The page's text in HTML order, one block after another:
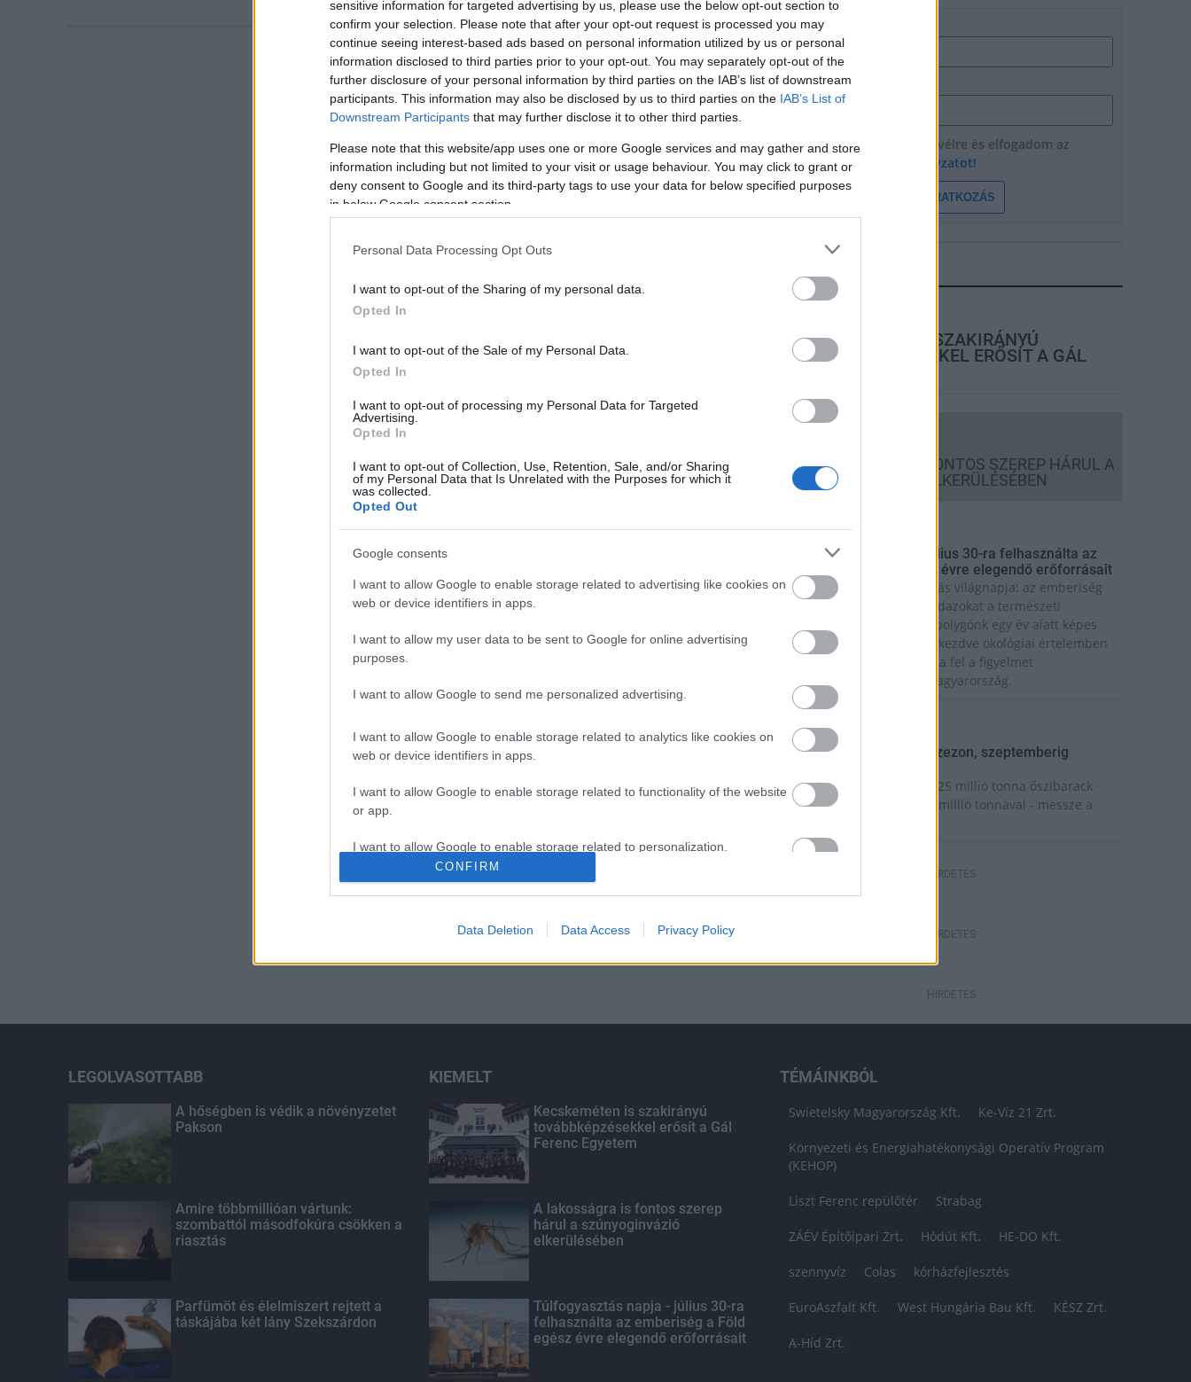
sensitive information for targeted advertising by us, please use the below opt-out section to
confirm your selection. Please note that after your opt-out request is processed you may
continue seeing interest-based ads based on personal information utilized by us or personal
information disclosed to third parties prior to your opt-out. You may separately opt-out of the
further disclosure of your personal information by third parties on the IAB’s list of downstream
participants. This information may also be disclosed by us to third parties on the IAB’s List of
Downstream Participants that may further disclose it to other third parties.
Please note that this website/app uses one or more Google services and may gather and store
information including but not limited to your visit or usage behaviour. You may click to grant or
deny consent to Google and its third-party tags to use your data for below specified purposes
in below Google consent section.
Personal Data Processing Opt Outs
I want to opt-out of the Sharing of my personal data.
Opted In
I want to opt-out of the Sale of my Personal Data.
Opted In
I want to opt-out of processing my Personal Data for Targeted
Advertising.
Opted In
I want to opt-out of Collection, Use, Retention, Sale, and/or Sharing
of my Personal Data that Is Unrelated with the Purposes for which it
was collected.
Opted Out
Google consents
I want to allow Google to enable storage related to advertising like cookies on
web or device identifiers in apps.
I want to allow my user data to be sent to Google for online advertising
purposes.
I want to allow Google to send me personalized advertising.
I want to allow Google to enable storage related to analytics like cookies on
web or device identifiers in apps.
I want to allow Google to enable storage related to functionality of the website
or app.
I want to allow Google to enable storage related to personalization.
CONFIRM
Data Deletion Data Access Privacy Policy
Név
E-mail cím
Feliratkozom a hírlevélre és elfogadom az
adatvédelmi szabályzatot!
FELIRATKOZÁS
LEGFRISSEBB
KECSKEMÉTEN IS SZAKIRÁNYÚ
TOVÁBBKÉPZÉSEKKEL ERŐSÍT A GÁL
A LAKOSSÁGRA IS FONTOS SZEREP HÁRUL A
SZÚNYOGINVÁZIÓ ELKERÜLÉSÉBEN
Országos hírek
Túlfogyasztás napja - július 30-ra felhasználta az
emberiség a Föld egész évre elegendő erőforrásait
Ma van idén a túlfogyasztás világnapja: az emberiség
eddigre használta fel mindazokat a természeti
erőforrásokat, amelyeket bolygónk egy év alatt képes
megújítani. Ettől a naptól kezdve ökológiai értelemben
már „hitelből élünk” – hívta fel a figyelmet
közleményében a WWF Magyarország.
Helyi hírek
Beindult az őszibarackszezon, szeptemberig
A világon évente mintegy 25 millió tonna őszibarack
terem, Kína - csaknem 17 millió tonnával - messze a
HIRDETÉS
HIRDETÉS
HIRDETÉS
LEGOLVASOTTABB
A hőségben is védik a növényzetet
Pakson
Amire többmillióan vártunk:
szombattól másodfokúra csökken a
riasztás
Parfümöt és élelmiszert rejtett a
táskájába két lány Szekszárdon
KIEMELT
Kecskeméten is szakirányú
továbbképzésekkel erősít a Gál
Ferenc Egyetem
A lakosságra is fontos szerep
hárul a szúnyoginvázió
elkerülésében
Túlfogyasztás napja - július 30-ra
felhasználta az emberiség a Föld
egész évre elegendő erőforrásait
TÉMÁINKBÓL
Swietelsky Magyarország Kft. Ke-Víz 21 Zrt.
Környezeti és Energiahatékonysági Operatív Program
(KEHOP)
Liszt Ferenc repülőtér Strabag
ZÁÉV Építőipari Zrt. Hódút Kft. HE-DO Kft.
szennyvíz Colas kórházfejlesztés
EuroAszfalt Kft. West Hungária Bau Kft. KÉSZ Zrt.
A-Híd Zrt.